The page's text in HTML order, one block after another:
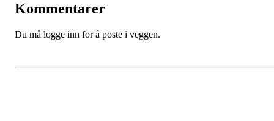
Kommentarer
Du må logge inn for å poste i veggen.